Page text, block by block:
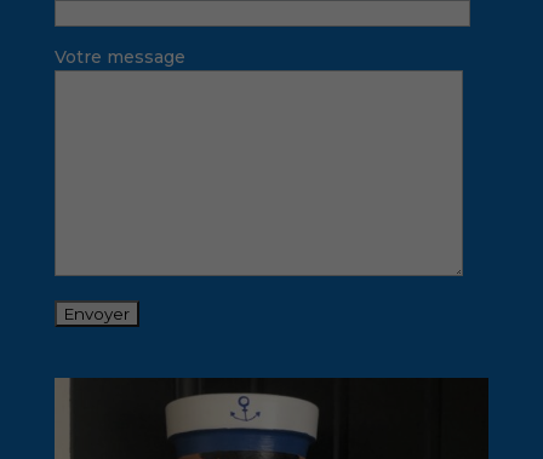
Votre message